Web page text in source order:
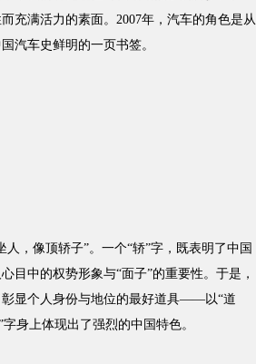
充满活力的素面。2007年，汽车的角色是从
汽车史鲜明的一页书签。
，像顶轿子”。一个“轿”字，既表明了中国
目中的权势形象与“面子”的重要性。于是，
显个人身份与地位的最好道具——以“道
身上体现出了强烈的中国特色。